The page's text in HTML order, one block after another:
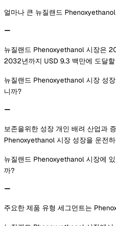
얼마나 큰 뉴질랜드
뉴질랜드 Phenoxyethanol 시장은
2032년까지 USD 9.3 백만에 도달
뉴질랜드 Phenoxyethanol 시장 성
니까?
보존을위한 성장 개인 배려 산업과
Phenoxyethanol 시장 성장을 운전
뉴질랜드 Phenoxyethanol 시장에
까?
주요한 제품 유형 세그먼트는